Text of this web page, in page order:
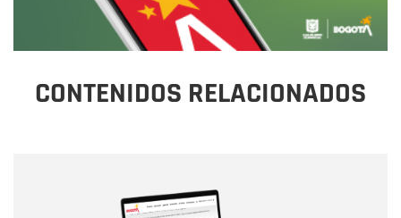
CONTENIDOS RELACIONADOS